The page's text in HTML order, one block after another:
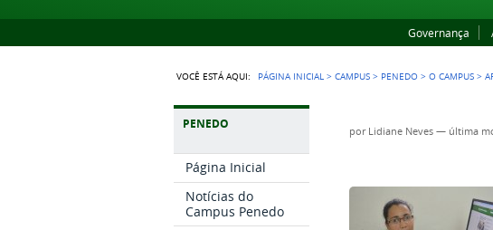
Governança
VOCÊ ESTÁ AQUI: PÁGINA INICIAL >CAMPUS > PENEDO >O CAMPUS >
PENEDO
Página Inicial
Notícias do
Campus Penedo
por Lidiane Neves — última